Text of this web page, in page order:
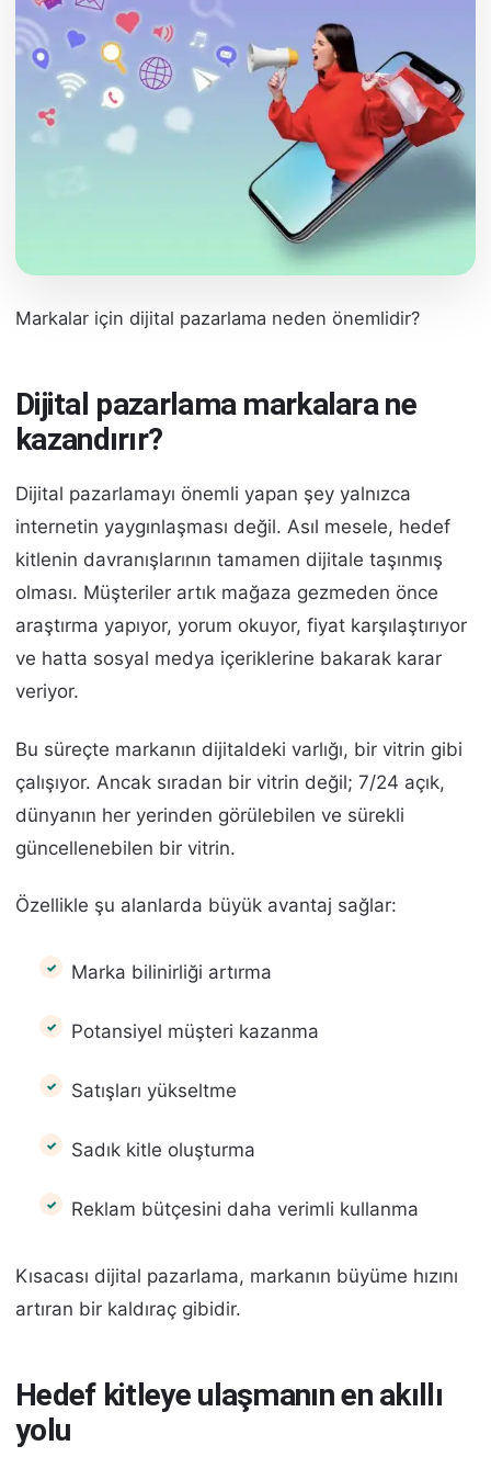
Markalar için dijital pazarlama neden önemlidir?
Dijital pazarlama markalara ne
kazandırır?
Dijital pazarlamayı önemli yapan şey yalnızca
internetin yaygınlaşması değil. Asıl mesele, hedef
kitlenin davranışlarının tamamen dijitale taşınmış
olması. Müşteriler artık mağaza gezmeden önce
araştırma yapıyor, yorum okuyor, fiyat karşılaştırıyor
ve hatta sosyal medya içeriklerine bakarak karar
veriyor.
Bu süreçte markanın dijitaldeki varlığı, bir vitrin gibi
çalışıyor. Ancak sıradan bir vitrin değil; 7/24 açık,
dünyanın her yerinden görülebilen ve sürekli
güncellenebilen bir vitrin.
Özellikle şu alanlarda büyük avantaj sağlar:
Marka bilinirliği artırma
Potansiyel müşteri kazanma
Satışları yükseltme
Sadık kitle oluşturma
Reklam bütçesini daha verimli kullanma
Kısacası dijital pazarlama, markanın büyüme hızını
artıran bir kaldıraç gibidir.
Hedef kitleye ulaşmanın en akıllı
yolu